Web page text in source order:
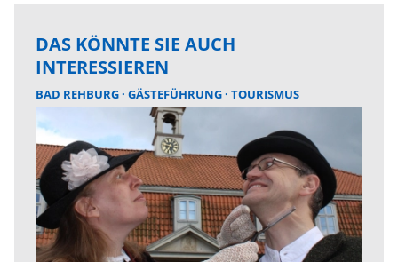
DAS KÖNNTE SIE AUCH
INTERESSIEREN
BAD REHBURG GÄSTEFÜHRUNG TOURISMUS